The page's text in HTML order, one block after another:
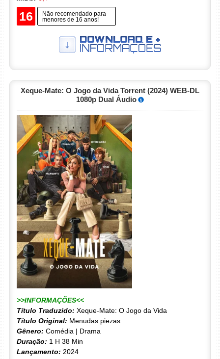
16
Não recomendado para
menores de 16 anos!
Xeque-Mate: O Jogo da Vida Torrent (2024) WEB-DL
1080p Dual Áudio
>>INFORMAÇÕES<<
Título Traduzido: Xeque-Mate: O Jogo da Vida
Título Original: Menudas piezas
Gênero: Comédia | Drama
Duração: 1 H 38 Min
Lançamento: 2024